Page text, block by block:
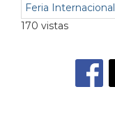
Feria
170 vistas